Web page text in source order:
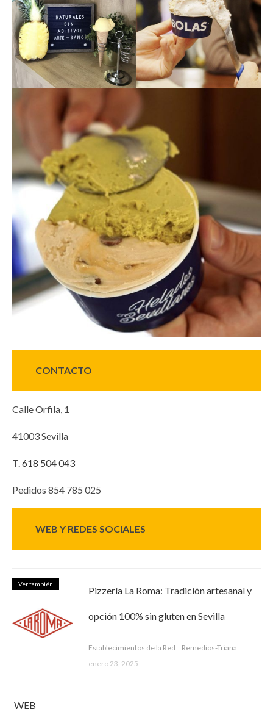
CONTACTO
Calle Orfila, 1
41003 Sevilla
T.618 504 043
Pedidos 854 785 025
WEB Y REDES SOCIALES
Ver también
Pizzería La Roma: Tradición artesanal y
opción 100% sin gluten en Sevilla
Establecimientos de la Red
Remedios-Triana
enero 23, 2025
WEB